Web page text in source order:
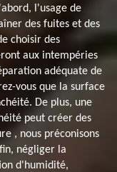
l'usage de
des fuites et des
choisir des
aux intempéries
adéquate de
vous que la surface
De plus, une
peut créer des
, nous préconisons
négliger la
d'humidité,